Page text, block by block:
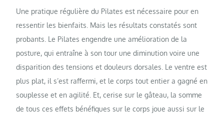
Une pratique régulière du Pilates est nécessaire pour en
ressentir les bienfaits. Mais les résultats constatés sont
probants. Le Pilates engendre une amélioration de la
posture, qui entraîne à son tour une diminution voire une
disparition des tensions et douleurs dorsales. Le ventre est
plus plat, il s’est raffermi, et le corps tout entier a gagné en
souplesse et en agilité. Et, cerise sur le gâteau, la somme
de tous ces effets bénéfiques sur le corps joue aussi sur le